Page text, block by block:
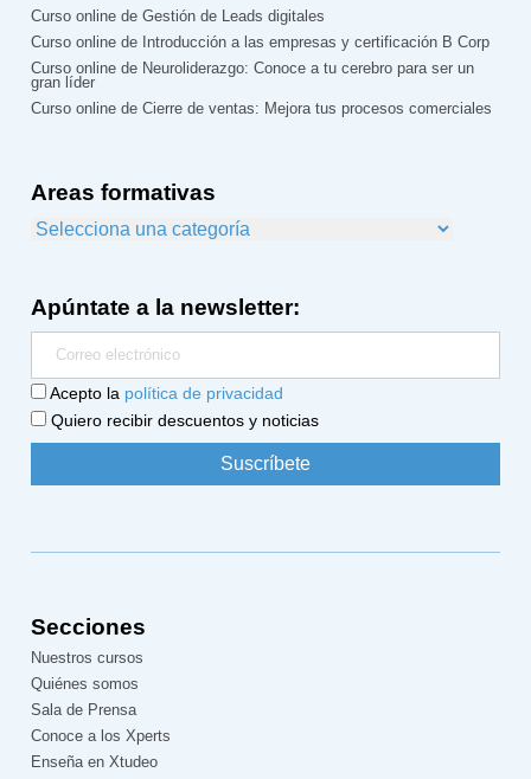
Curso online de Gestión de Leads digitales
Curso online de Introducción a las empresas y certificación B Corp
Curso online de Neuroliderazgo: Conoce a tu cerebro para ser un
gran líder
Curso online de Cierre de ventas: Mejora tus procesos comerciales
Areas formativas
Apúntate a la newsletter:
Acepto la política de privacidad
Quiero recibir descuentos y noticias
Secciones
Nuestros cursos
Quiénes somos
Sala de Prensa
Conoce a los Xperts
Enseña en Xtudeo